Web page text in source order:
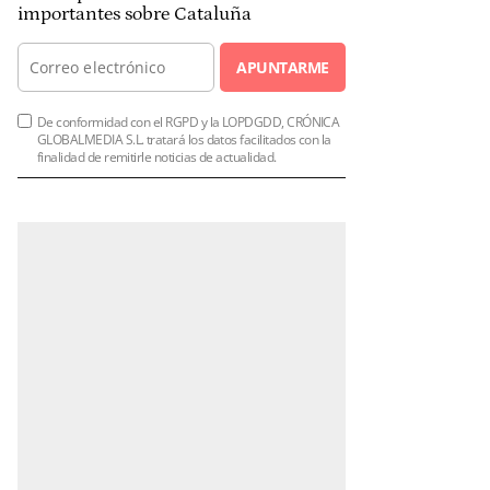
importantes sobre Cataluña
APUNTARME
De conformidad con el RGPD y la LOPDGDD, CRÓNICA
GLOBALMEDIA S.L. tratará los datos facilitados con la
finalidad de remitirle noticias de actualidad.